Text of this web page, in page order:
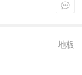
地板